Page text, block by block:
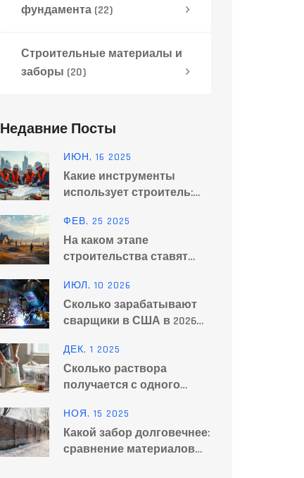
фундамента (22)
Строительные материалы и
заборы (20)
Недавние Посты
ИЮН, 16 2025
Какие инструменты
использует строитель:
современные решения
ФЕВ, 25 2025
На каком этапе
строительства ставят
ИЮЛ, 10 2026
Сколько зарабатывают
сварщики в США в 2026
пути миграции
ДЕК, 1 2025
Сколько раствора
получается с одного
Расчет бетона для
строительства
НОЯ, 15 2025
Какой забор долговечнее:
сравнение материалов